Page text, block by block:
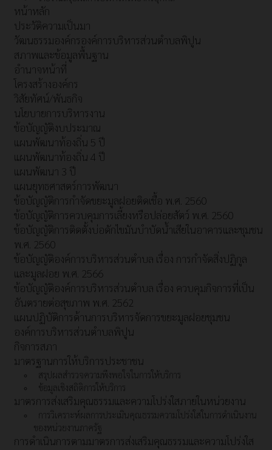
หน้าหลัก
ประวัติความเป็นมา
วัฒนธรรมองค์กรองค์การบริหารส่วนตำบลพิปูน
สภาพและข้อมูลพื้นฐาน
อำนาจหน้าที่
โครงสร้างองค์กร
วิสัยทัศน์/พันธกิจ
นโยบายการบริหารงาน
ข้อบัญญัติงบประมาณ
แผนพัฒนาท้องถิ่น 5 ปี
แผนพัฒนาท้องถิ่น 4 ปี
แผนพัฒนา 3 ปี
แผนยุทธศาสตร์การพัฒนา
ข้อบัญญัติการกำจัดขยะมูลฝอยติดเชื้อ พ.ศ. 2560
ข้อบัญญัติการควบคุมการเลี้ยงหรือปล่อยสัตว์ พ.ศ. 2560
ข้อบัญญัติการติดตั้งบ่อดักไขมันบำบัดน้ำเสียในอาคารและชุมชน
พ.ศ. 2560
ข้อบัญญัติองค์การบริหารส่วนตำบล เรื่อง การกำจัดสิ่งปฏิกูล
และมูลฝอย พ.ศ. 2566
ข้อบัญญัติองค์การบริหารส่วนตำบล เรื่อง ควบคุมกิจการที่เป็น
อันตรายต่อสุขภาพ พ.ศ. 2562
แผนปฏิบัติการด้านการบริหารจัดการขยะมูลฝอยชุมชน
องค์การบริหารส่วนตำบลพิปูน
กิจการสภา
มาตรฐานการให้บริการประชาชน
สรุปผลสำรวจความพึงพอใจในการให้บริการ
ข้อมูลเชิงสถิติการให้บริการ
มาตรการส่งเสริมคุณธรรมและความโปร่งใสภายในหน่วยงาน
การวิเคราะห์ผลการประเมินคุณธรรมความโปร่งใสในการดำเนินงาน
ของหน่วยงานภาครัฐ
การดำเนินการตามมาตรการส่งเสริมคุณธรรมและความโปร่งใส